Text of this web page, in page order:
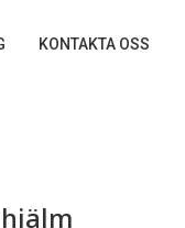
KONTAKTA OSS